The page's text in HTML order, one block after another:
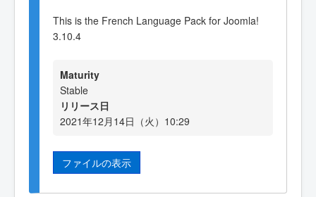
This is the French Language Pack for Joomla!
3.10.4
Maturity
Stable
リリース日
2021年12月14日（火）10:29
ファイルの表示